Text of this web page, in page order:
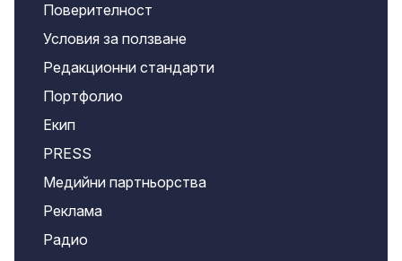
Поверителност
Условия за ползване
Редакционни стандарти
Портфолио
Екип
PRESS
Медийни партньорства
Реклама
Радио